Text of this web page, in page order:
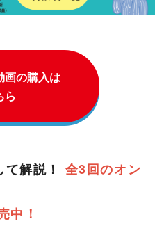
画の購入は
ら
て解説！ 全3回のオン
中！